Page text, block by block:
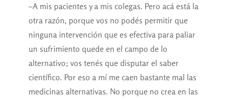
–A mis pacientes y a mis colegas. Pero acá está la
otra razón, porque vos no podés permitir que
ninguna intervención que es efectiva para paliar
un sufrimiento quede en el campo de lo
alternativo; vos tenés que disputar el saber
científico. Por eso a mí me caen bastante mal las
medicinas alternativas. No porque no crea en las